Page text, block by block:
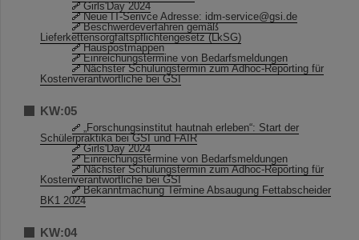
Girls'Day 2024
Neue IT-Serivce Adresse: idm-service@gsi.de
Beschwerdeverfahren gemäß
Lieferkettensorgfaltspflichtengesetz (LkSG)
Hauspostmappen
Einreichungstermine von Bedarfsmeldungen
Nächster Schulungstermin zum Adhoc-Reporting für
Kostenverantwortliche bei GSI
KW:05
„Forschungsinstitut hautnah erleben“: Start der
Schülerpraktika bei GSI und FAIR
Girls'Day 2024
Einreichungstermine von Bedarfsmeldungen
Nächster Schulungstermin zum Adhoc-Reporting für
Kostenverantwortliche bei GSI
Bekanntmachung Termine Absaugung Fettabscheider
BK1 2024
KW:04